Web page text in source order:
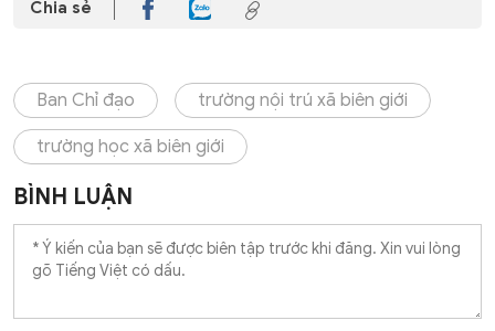
Chia sẻ
Ban Chỉ đạo trường nội trú xã biên giới
trường học xã biên giới
BÌNH LUẬN